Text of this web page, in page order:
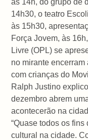
14h30, o teatro
às 15h30,
Força Jovem, às
Livre (OPL) se
no mirante
com crianças do
Ralph Justino
dezembro abrem
acontecerão na
“Quase todos os
cultural na cidade.